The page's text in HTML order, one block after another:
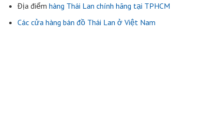
Địa điểm hàng Thái Lan chính hãng tại TPHCM
Các cửa hàng bán đồ Thái Lan ở Việt Nam